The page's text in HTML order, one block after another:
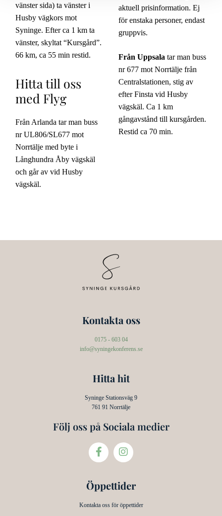
vänster sida) ta vänster i
Husby vägkors mot
Syninge. Efter ca 1 km ta
vänster, skyltat “Kursgård”.
66 km, ca 55 min restid.
Hitta till oss
med Flyg
Från Arlanda tar man buss
nr UL806/SL677 mot
Norrtälje med byte i
Långhundra Åby vägskäl
och går av vid Husby
vägskäl.
aktuell prisinformation. Ej
för enstaka personer, endast
gruppvis.
Från Uppsala tar man buss
nr 677 mot Norrtälje från
Centralstationen, stig av
efter Finsta vid Husby
vägskäl. Ca 1 km
gångavstånd till kursgården.
Restid ca 70 min.
Kontakta oss
0175 - 603 04
info@syningekonferens.se
Hitta hit
Syninge Stationsväg 9
761 91 Norrtälje
Följ oss på Sociala medier
Öppettider
Kontakta oss för öppettider